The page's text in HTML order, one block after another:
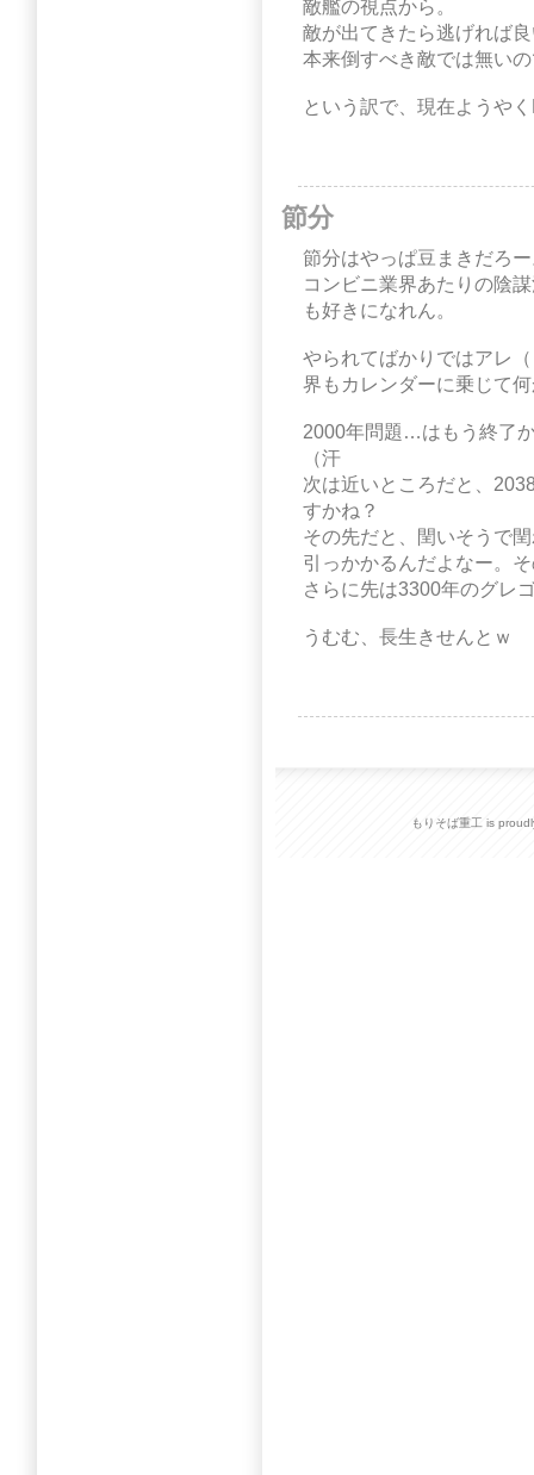
敵艦の視点から。
敵が出てきたら逃げれば
本来倒すべき敵では無い
という訳で、現在ようや
節分
節分はやっぱ豆まきだろ
コンビニ業界あたりの陰
も好きになれん。
やられてばかりではアレ
界もカレンダーに乗じて
2000年問題…はもう終了
（汗
次は近いところだと、
すかね？
その先だと、閏いそうで
引っかかるんだよなー。
さらに先は3300年のグレ
うむむ、長生きせんとｗ
もりそば重工 is